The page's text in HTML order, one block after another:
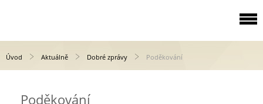
Úvod Aktuálně Dobré zprávy Poděkování
Poděkování